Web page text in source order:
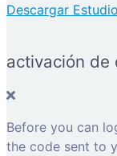
Descargar Estudio
activación de
Before you can
the code sent to